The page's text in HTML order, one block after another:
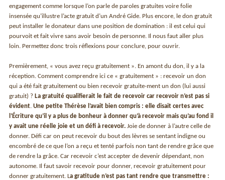
engagement comme lorsque l’on parle de paroles gratuites voire folie
insensée qu’illustre l’acte gratuit d’un André Gide. Plus encore, le don gratuit
peut installer le donateur dans une position de domination : il est celui qui
pourvoit et fait vivre sans avoir besoin de personne. Il nous faut aller plus
loin. Permettez donc trois réflexions pour conclure, pour ouvrir.
Premièrement, « vous avez reçu gratuitement ». En amont du don, il y a la
réception. Comment comprendre ici ce « gratuitement » : recevoir un don
qui a été fait gratuitement ou bien recevoir gratuite-ment un don (lui aussi
gratuit) ? La gratuité qualifierait le fait de recevoir car recevoir n’est pas si
évident .Une petite Thérèse l’avait bien compris : elle disait certes avec
l’Écriture qu’il y a plus de bonheur à donner qu’à recevoir mais qu’au fond il
y avait une réelle joie et un défi à recevoir. Joie de donner à l’autre celle de
donner. Défi car on peut recevoir du bout des lèvres se sentant indigne ou
encombré de ce que l’on a reçu et tenté parfois non tant de rendre grâce que
de rendre la grâce. Car recevoir c’est accepter de devenir dépendant, non
autonome. Il faut savoir recevoir pour donner, recevoir gratuitement pour
donner gratuitement. La gratitude n’est pas tant rendre que transmettre :